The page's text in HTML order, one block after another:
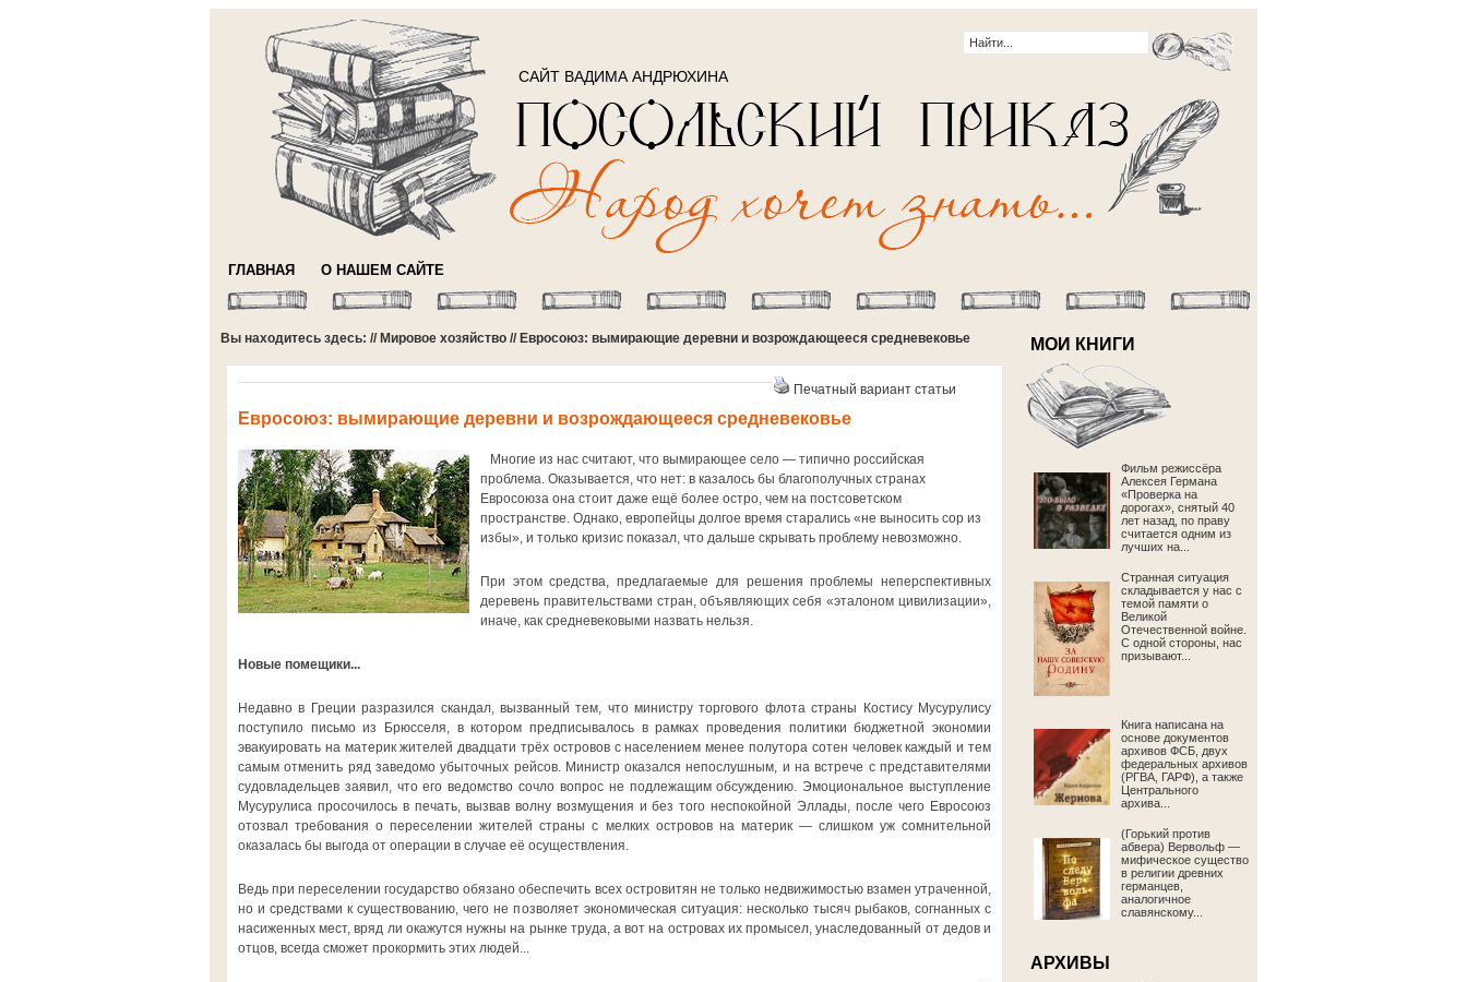
САЙТ ВАДИМА АНДРЮХИНА
ГЛАВНАЯ О НАШЕМ САЙТЕ
Вы находитесь здесь: // Мировое хозяйство // Евросоюз: вымирающие деревни и возрождающееся средневековье
Печатный вариант статьи
Евросоюз: вымирающие деревни и возрождающееся средневековье
Многие из нас считают, что вымирающее село — типично российская
проблема. Оказывается, что нет: в казалось бы благополучных странах
Евросоюза она стоит даже ещё более остро, чем на постсоветском
пространстве. Однако, европейцы долгое время старались «не выносить сор из
избы», и только кризис показал, что дальше скрывать проблему невозможно.
При этом средства, предлагаемые для решения проблемы неперспективных
деревень правительствами стран, объявляющих себя «эталоном цивилизации»,
иначе, как средневековыми назвать нельзя.
Новые помещики...
Недавно в Греции разразился скандал, вызванный тем, что министру торгового флота страны Костису Мусурулису
поступило письмо из Брюсселя, в котором предписывалось в рамках проведения политики бюджетной экономии
эвакуировать на материк жителей двадцати трёх островов с населением менее полутора сотен человек каждый и тем
самым отменить ряд заведомо убыточных рейсов. Министр оказался непослушным, и на встрече с представителями
судовладельцев заявил, что его ведомство сочло вопрос не подлежащим обсуждению. Эмоциональное выступление
Мусурулиса просочилось в печать, вызвав волну возмущения и без того неспокойной Эллады, после чего Евросоюз
отозвал требования о переселении жителей страны с мелких островов на материк — слишком уж сомнительной
оказалась бы выгода от операции в случае её осуществления.
Ведь при переселении государство обязано обеспечить всех островитян не только недвижимостью взамен утраченной,
но и средствами к существованию, чего не позволяет экономическая ситуация: несколько тысяч рыбаков, согнанных с
насиженных мест, вряд ли окажутся нужны на рынке труда, а вот на островах их промысел, унаследованный от дедов и
отцов, всегда сможет прокормить этих людей...
МОИ КНИГИ
Фильм режиссёра
Алексея Германа
«Проверка на
дорогах», снятый 40
лет назад, по праву
считается одним из
лучших на...
Странная ситуация
складывается у нас с
темой памяти о
Великой
Отечественной войне.
С одной стороны, нас
призывают...
Книга написана на
основе документов
архивов ФСБ, двух
федеральных архивов
(РГВА, ГАРФ), а также
Центрального
архива...
(Горький против
абвера) Вервольф —
мифическое существо
в религии древних
германцев,
аналогичное
славянскому...
АРХИВЫ